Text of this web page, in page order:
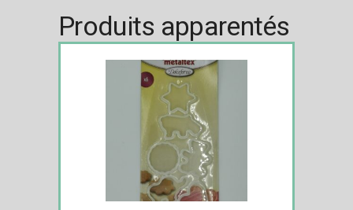
Produits apparentés